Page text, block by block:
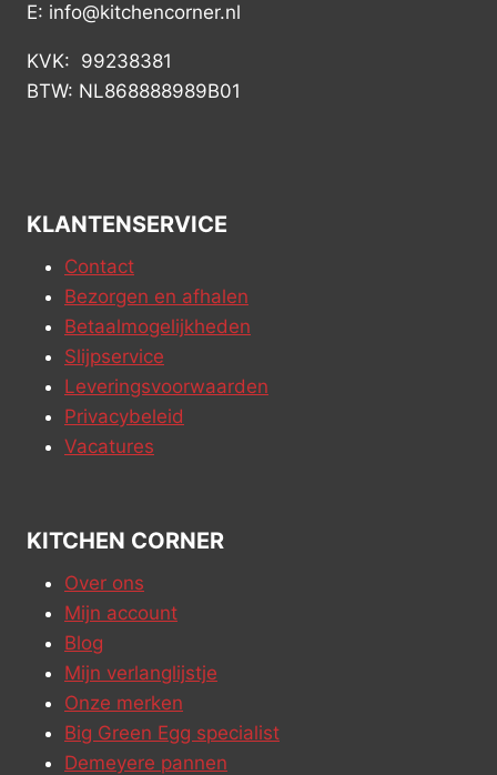
E: info@kitchencorner.nl
KVK: 99238381
BTW: NL868888989B01
KLANTENSERVICE
Contact
Bezorgen en afhalen
Betaalmogelijkheden
Slijpservice
Leveringsvoorwaarden
Privacybeleid
Vacatures
KITCHEN CORNER
Over ons
Mijn account
Blog
Mijn verlanglijstje
Onze merken
Big Green Egg specialist
Demeyere pannen